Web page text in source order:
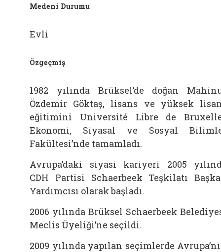
Medeni Durumu
Evli
Özgeçmiş
1982 yılında Brüksel’de doğan
Özdemir Göktaş, lisans ve yüksek
eğitimini Université Libre de
Ekonomi, Siyasal ve Sosyal
Fakültesi’nde tamamladı.
Avrupa’daki siyasi kariyeri 2005
CDH Partisi Schaerbeek Teşkilatı
Yardımcısı olarak başladı.
2006 yılında Brüksel Schaerbeek
Meclis Üyeliği’ne seçildi.
2009 yılında yapılan seçimlerde